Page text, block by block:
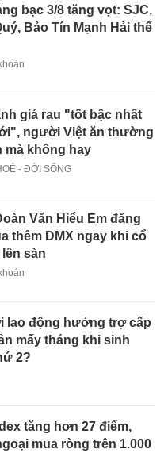
bạc 3/8 tăng vọt: SJC,
Bảo Tín Mạnh Hải thế
giá rau "tốt bậc nhất
người Việt ăn thường
mà không hay
- ĐỜI SỐNG
Văn Hiểu Em đăng
thêm DMX ngay khi cổ
sàn
lao động hưởng trợ cấp
mấy tháng khi sinh
2?
tăng hơn 27 điểm,
mua ròng trên 1.000